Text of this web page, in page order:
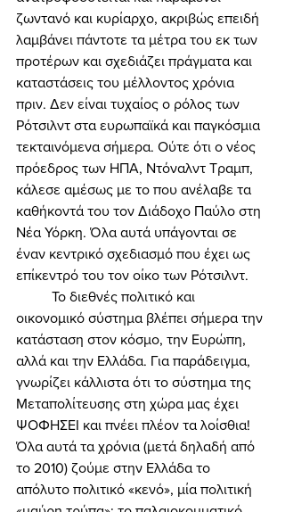
ζωντανό και κυρίαρχο, ακριβώς επειδή
λαμβάνει πάντοτε τα μέτρα του εκ των
προτέρων και σχεδιάζει πράγματα και
καταστάσεις του μέλλοντος χρόνια
πριν. Δεν είναι τυχαίος ο ρόλος των
Ρότσιλντ στα ευρωπαϊκά και παγκόσμια
τεκταινόμενα σήμερα. Ούτε ότι ο νέος
πρόεδρος των ΗΠΑ, Ντόναλντ Τραμπ,
κάλεσε αμέσως με το που ανέλαβε τα
καθήκοντά του τον Διάδοχο Παύλο στη
Νέα Υόρκη. Όλα αυτά υπάγονται σε
έναν κεντρικό σχεδιασμό που έχει ως
επίκεντρό του τον οίκο των Ρότσιλντ.
οικονομικό σύστημα βλέπει σήμερα την
κατάσταση στον κόσμο, την Ευρώπη,
αλλά και την Ελλάδα. Για παράδειγμα,
γνωρίζει κάλλιστα ότι το σύστημα της
Μεταπολίτευσης στη χώρα μας έχει
ΨΟΦΗΣΕΙ και πνέει πλέον τα λοίσθια!
Όλα αυτά τα χρόνια (μετά δηλαδή από
το 2010) ζούμε στην Ελλάδα το
απόλυτο πολιτικό «κενό», μία πολιτική